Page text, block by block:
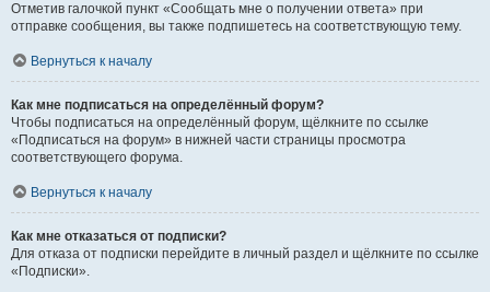
Отметив галочкой пункт «Сообщать мне о получении ответа» при
отправке сообщения, вы также подпишетесь на соответствующую тему.
Вернуться к началу
Как мне подписаться на определённый форум?
Чтобы подписаться на определённый форум, щёлкните по ссылке
«Подписаться на форум» в нижней части страницы просмотра
соответствующего форума.
Вернуться к началу
Как мне отказаться от подписки?
Для отказа от подписки перейдите в личный раздел и щёлкните по ссылке
«Подписки».